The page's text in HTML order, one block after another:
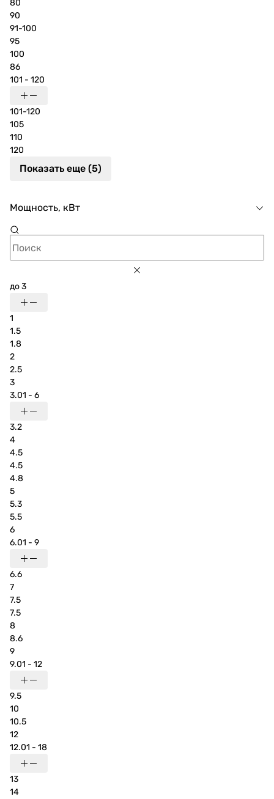
80
90
91-100
95
100
86
101 - 120
101-120
105
110
120
Показать еще (5)
Мощность, кВт
до 3
1
1.5
1.8
2
2.5
3
3.01 - 6
3.2
4
4.5
4.5
4.8
5
5.3
5.5
6
6.01 - 9
6.6
7
7.5
7.5
8
8.6
9
9.01 - 12
9.5
10
10.5
12
12.01 - 18
13
14